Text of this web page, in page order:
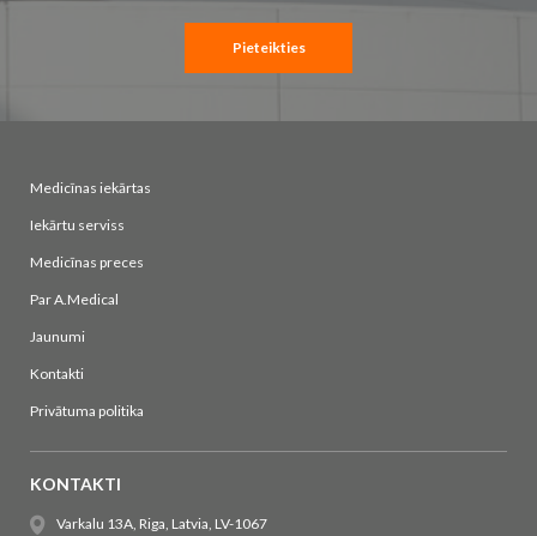
Pieteikties
Medicīnas iekārtas
Iekārtu serviss
Medicīnas preces
Par A.Medical
Jaunumi
Kontakti
Privātuma politika
KONTAKTI
Varkalu 13A, Riga, Latvia, LV-1067